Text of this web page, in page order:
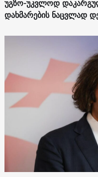
უგზო-უკვლოდ
დახმარების ნაცვლად